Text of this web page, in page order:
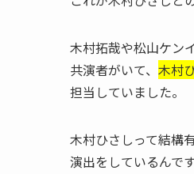
木村拓哉や松山ケン
共演者がいて、 木村
担当していました。
木村ひさしって結構
演出をしているんで